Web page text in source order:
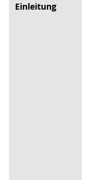
Einleitung